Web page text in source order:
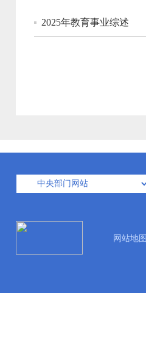
2025年教育事业综述
网站地图